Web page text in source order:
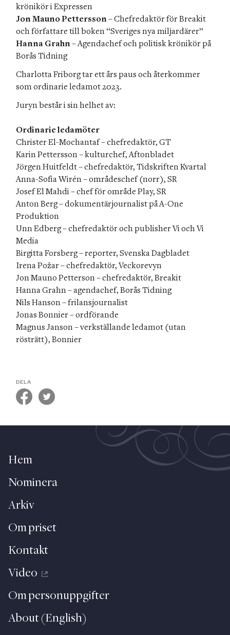
Jon Mauno Pettersson – Chefredaktör för Breakit
Hanna Grahn – Agendachef och politisk krönikör på
Borås Tidning
Charlotta Friborg tar ett års paus och återkommer
som ordinarie ledamot 2023.
Juryn består i sin helhet av:
Christer El-Mochantaf – chefredaktör, GT
Karin Pettersson – kulturchef, Aftonbladet
Jörgen Huitfeldt – chefredaktör, Tidskriften Kvartal
Anna-Sofia Wirén – områdeschef (norr), SR
Josef El Mahdi – chef för område Play, SR
Anton Berg – dokumentärjournalist på A-One
Produktion
Unn Edberg – chefredaktör och publisher Vi och Vi
Media
Irena Požar – chefredaktör, Veckorevyn
Jon Mauno Petterson – chefredaktör, Breakit
Hanna Grahn – agendachef, Borås Tidning
Nils Hanson – frilansjournalist
Jonas Bonnier – ordförande
Magnus Janson – verkställande ledamot (utan
rösträtt), Bonnier
DELA
Hem
Nominera
Arkiv
Om priset
Kontakt
Video
Om personuppgifter
About (English)